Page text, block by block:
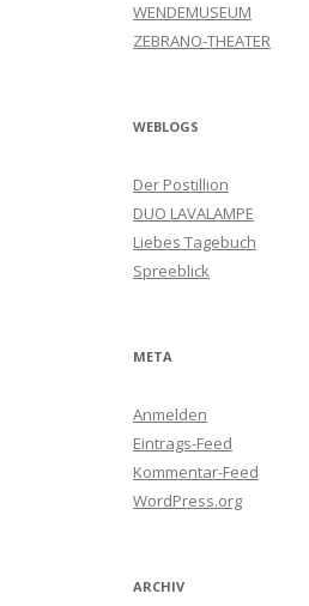
WENDEMUSEUM
ZEBRANO-THEATER
WEBLOGS
Der Postillion
DUO LAVALAMPE
Liebes Tagebuch
Spreeblick
META
Anmelden
Eintrags-Feed
Kommentar-Feed
WordPress.org
ARCHIV